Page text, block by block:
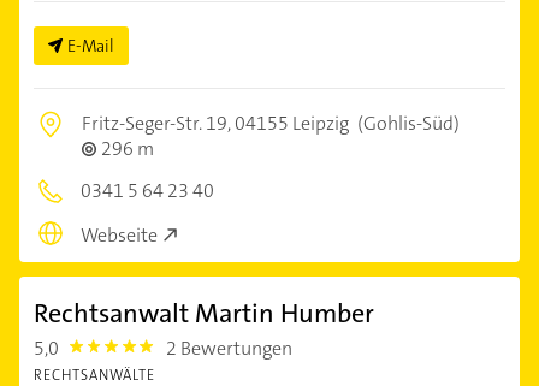
E-Mail
Fritz-Seger-Str. 19,04155 Leipzig (Gohlis-Süd)
296 m
0341 5 64 23 40
Webseite
Rechtsanwalt Martin Humber
5,0 5.0 2 Bewertungen
RECHTSANWÄLTE